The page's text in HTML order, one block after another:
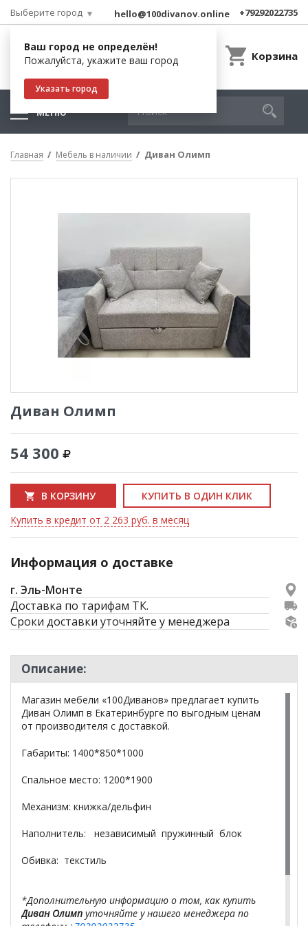
Выберите город
Ваш город не определён!
Пожалуйста, укажите ваш город
Указать город
hello@100divanov.online +79292022735
Корзина
МЕНЮ
Главная Мебель в наличии Диван Олимп
Диван Олимп
54 300
В КОРЗИНУ
КУПИТЬ В ОДИН КЛИК
Купить в кредит от 2 263 руб. в месяц
Информация о доставке
г. Эль-Монте
Доставка по тарифам ТК.
Сроки доставки уточняйте у менеджера
Описание:
Магазин мебели «100Диванов» предлагает купить
Диван Олимп в Екатеринбурге по выгодным ценам
от производителя с доставкой.
Габариты: 1400*850*1000
Спальное место: 1200*1900
Механизм: книжка/дельфин
Наполнитель: независимый пружинный блок
Обивка: текстиль
*Дополнительную информацию о том, как купить
Диван Олимп уточняйте у нашего менеджера по